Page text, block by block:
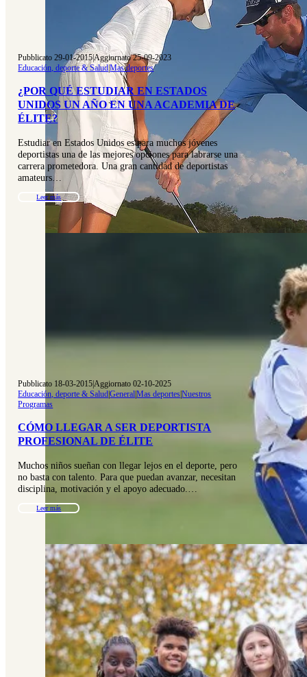
Pubblicato 29-01-2015|Aggiornato 25-09-2023
Educación, deporte & Salud|Mas deportes
¿POR QUÉ ESTUDIAR EN ESTADOS
UNIDOS UN AÑO EN UNA ACADEMIA DE
ÉLITE?
Estudiar en Estados Unidos es para muchos jóvenes
deportistas una de las mejores opciones para labrarse una
carrera prometedora. Una gran cantidad de deportistas
amateurs…
Leer más
Pubblicato 18-03-2015|Aggiornato 02-10-2025
Educación, deporte & Salud|General|Mas deportes|Nuestros
Programas
CÓMO LLEGAR A SER DEPORTISTA
PROFESIONAL DE ÉLITE
Muchos niños sueñan con llegar lejos en el deporte, pero
no basta con talento. Para que puedan avanzar, necesitan
disciplina, motivación y el apoyo adecuado.…
Leer más